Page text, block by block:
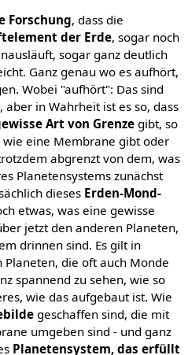
Forschung, dass die
der Erde, sogar noch
sogar ganz deutlich
Ganz genau wo es aufhört,
Wobei "aufhört": Das sind
in Wahrheit ist es so, dass
Art von Grenzegibt, so
eine Membrane gibt oder
abgrenzt von dem, was
Planetensystems zunächst
dieses Erden-Mond-
etwas, was eine gewisse
jetzt den anderen Planeten,
drinnen sind. Es gilt in
die oft auch Monde
spannend zu sehen, wie so
wie das aufgebaut ist. Wie
geschaffen sind, die mit
umgeben sind - und ganz
Planetensystem, das erfüllt